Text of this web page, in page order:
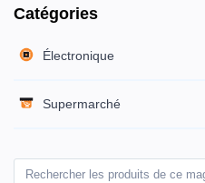
Catégories
Électronique
Supermarché